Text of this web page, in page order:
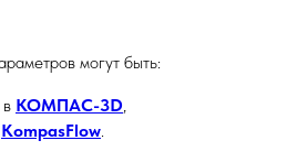
могут быть:
КОМПАС-3D,
KompasFlow.